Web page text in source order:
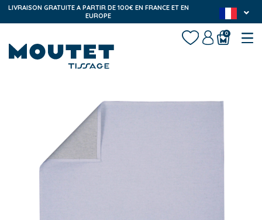
LIVRAISON GRATUITE A PARTIR DE 100€ EN FRANCE ET EN
EUROPE
0